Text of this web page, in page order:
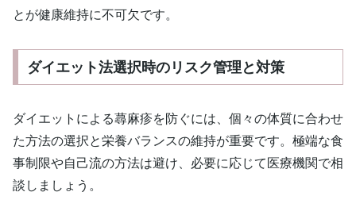
とが健康維持に不可欠です。
ダイエット法選択時のリスク管理と対策
ダイエットによる蕁麻疹を防ぐには、個々の体質に合わせ
た方法の選択と栄養バランスの維持が重要です。極端な食
事制限や自己流の方法は避け、必要に応じて医療機関で相
談しましょう。